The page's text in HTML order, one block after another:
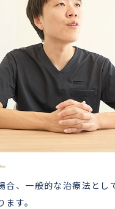
合、一般的な治療法とし
す。